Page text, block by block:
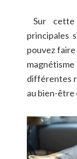
Sur cette
principales
pouvezfaire
magnétisme
différentes
au bien-être